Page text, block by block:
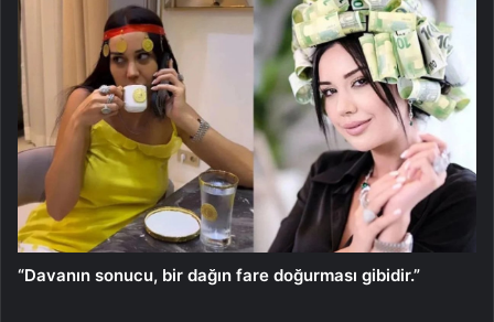
“Davanın sonucu, bir dağın fare doğurması gibidir.”